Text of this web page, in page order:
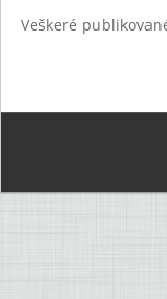
Veškeré